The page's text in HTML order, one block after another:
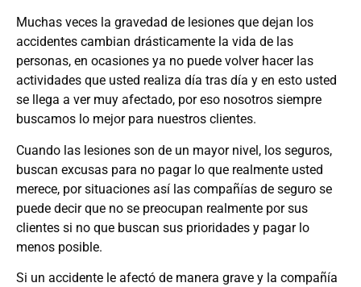
Muchas veces la gravedad de lesiones que dejan los
accidentes cambian drásticamente la vida de las
personas, en ocasiones ya no puede volver hacer las
actividades que usted realiza día tras día y en esto usted
se llega a ver muy afectado, por eso nosotros siempre
buscamos lo mejor para nuestros clientes.
Cuando las lesiones son de un mayor nivel, los seguros,
buscan excusas para no pagar lo que realmente usted
merece, por situaciones así las compañías de seguro se
puede decir que no se preocupan realmente por sus
clientes si no que buscan sus prioridades y pagar lo
menos posible.
Si un accidente le afectó de manera grave y la compañía